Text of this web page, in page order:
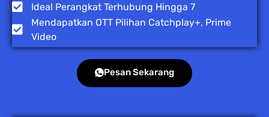
Ideal Perangkat Terhubung Hingga 7
Mendapatkan OTT Pilihan Catchplay+, Prime
Video
Pesan Sekarang